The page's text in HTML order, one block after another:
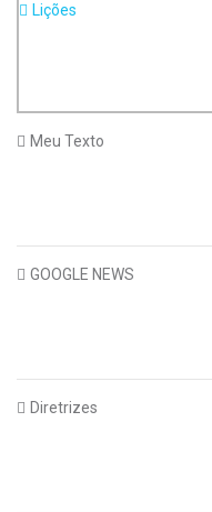
Lições
Meu Texto
GOOGLE NEWS
Diretrizes